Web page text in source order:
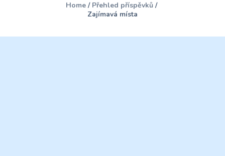
Home
Přehled příspěvků
Zajímavá místa